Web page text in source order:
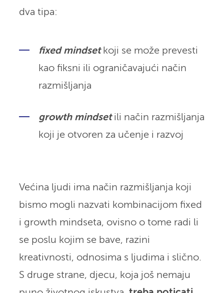
dva tipa:
fixed mindsetkoji se može prevesti
kao fiksni ili ograničavajući način
razmišljanja
growth mindsetili način razmišljanja
koji je otvoren za učenje i razvoj
Većina ljudi ima način razmišljanja koji
bismo mogli nazvati kombinacijom fixed
i growth mindseta, ovisno o tome radi li
se poslu kojim se bave, razini
kreativnosti, odnosima s ljudima i slično.
S druge strane, djecu, koja još nemaju